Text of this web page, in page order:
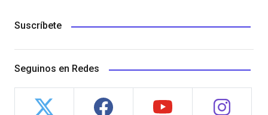
Suscríbete
Seguinos en Redes